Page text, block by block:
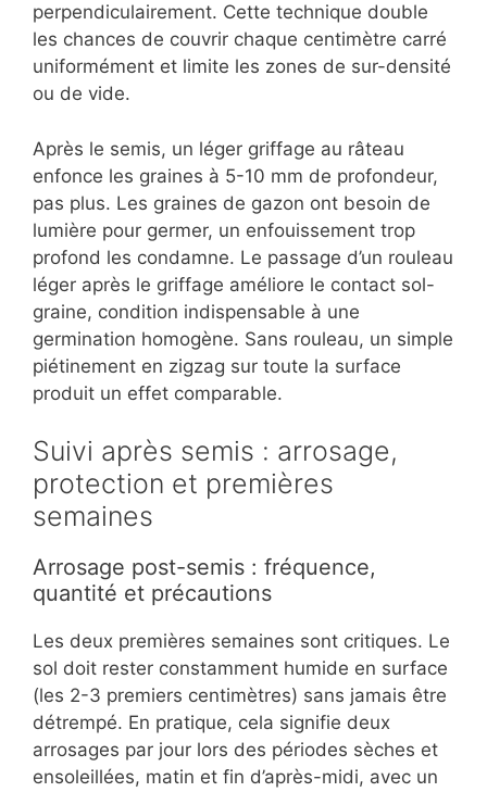
perpendiculairement. Cette technique double
les chances de couvrir chaque centimètre carré
uniformément et limite les zones de sur-densité
ou de vide.
Après le semis, un léger griffage au râteau
enfonce les graines à 5-10 mm de profondeur,
pas plus. Les graines de gazon ont besoin de
lumière pour germer, un enfouissement trop
profond les condamne. Le passage d’un rouleau
léger après le griffage améliore le contact sol-
graine, condition indispensable à une
germination homogène. Sans rouleau, un simple
piétinement en zigzag sur toute la surface
produit un effet comparable.
Suivi après semis : arrosage,
protection et premières
semaines
Arrosage post-semis : fréquence,
quantité et précautions
Les deux premières semaines sont critiques. Le
sol doit rester constamment humide en surface
(les 2-3 premiers centimètres) sans jamais être
détrempé. En pratique, cela signifie deux
arrosages par jour lors des périodes sèches et
ensoleillées, matin et fin d’après-midi, avec un